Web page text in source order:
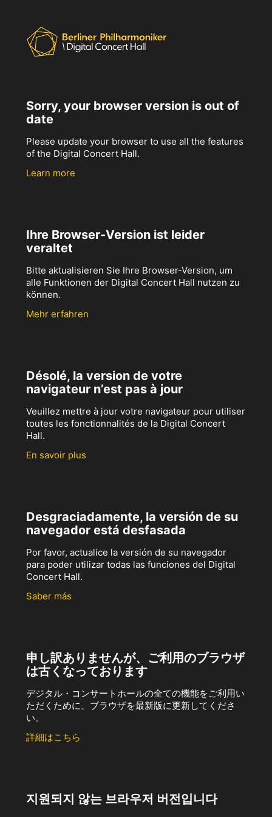
Sorry, your browser version is out of
date
Please update your browser to use all the features
of the Digital Concert Hall.
Learn more
Ihre Browser-Version ist leider
veraltet
Bitte aktualisieren Sie Ihre Browser-Version, um
alle Funktionen der Digital Concert Hall nutzen zu
können.
Mehr erfahren
Désolé, la version de votre
navigateur n’est pas à jour
Veuillez mettre à jour votre navigateur pour utiliser
toutes les fonctionnalités de la Digital Concert
Hall.
En savoir plus
Desgraciadamente, la versión de su
navegador está desfasada
Por favor, actualice la versión de su navegador
para poder utilizar todas las funciones del Digital
Concert Hall.
Saber más
申し訳ありませんが、ご利用のブラウザ
は古くなっております
デジタル・コンサートホールの全ての機能をご利用い
ただくために、ブラウザを最新版に更新してくださ
い。
詳細はこちら
지원되지 않는 브라우저 버전입니다